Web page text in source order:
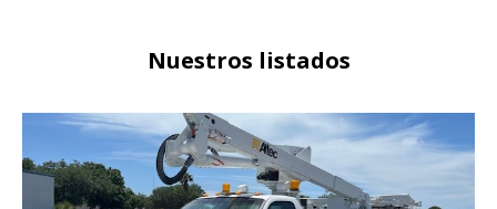
Nuestros listados